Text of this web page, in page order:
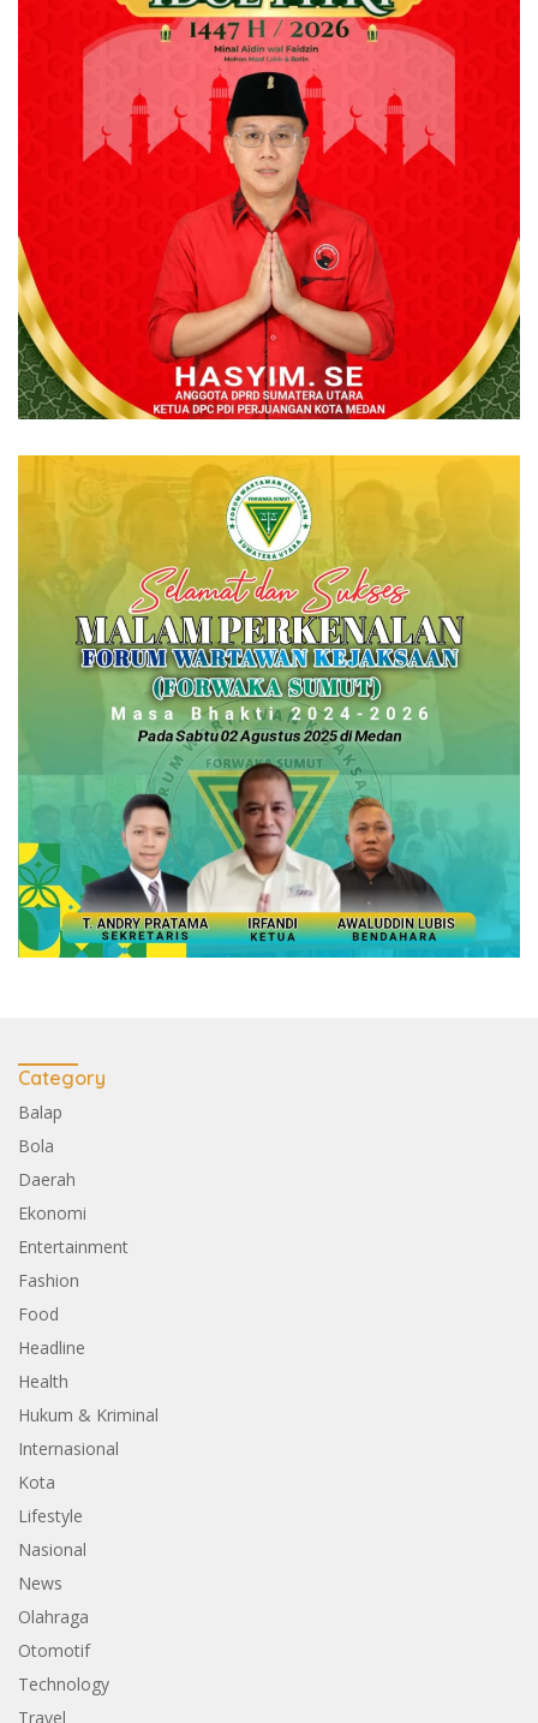
Category
Balap
Bola
Daerah
Ekonomi
Entertainment
Fashion
Food
Headline
Health
Hukum & Kriminal
Internasional
Kota
Lifestyle
Nasional
News
Olahraga
Otomotif
Technology
Travel